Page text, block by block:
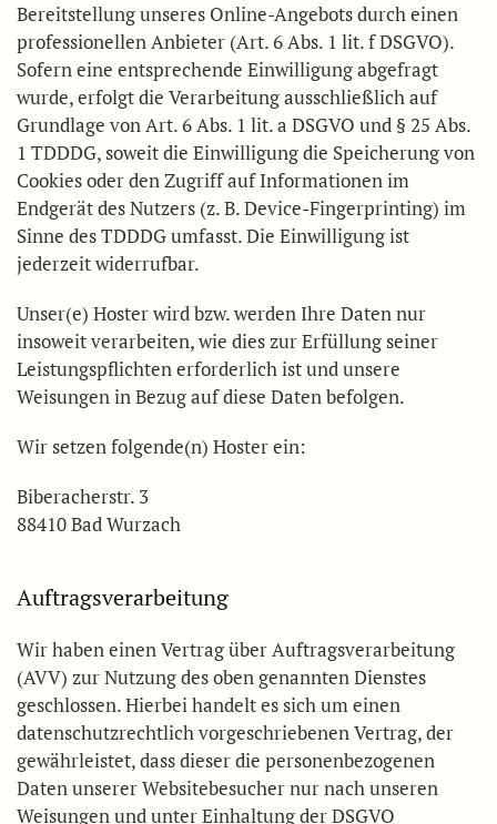
Bereitstellung unseres Online-Angebots durch einen
professionellen Anbieter (Art. 6 Abs. 1 lit. f DSGVO).
Sofern eine entsprechende Einwilligung abgefragt
wurde, erfolgt die Verarbeitung ausschließlich auf
Grundlage von Art. 6 Abs. 1 lit. a DSGVO und § 25 Abs.
1 TDDDG, soweit die Einwilligung die Speicherung von
Cookies oder den Zugriff auf Informationen im
Endgerät des Nutzers (z. B. Device-Fingerprinting) im
Sinne des TDDDG umfasst. Die Einwilligung ist
jederzeit widerrufbar.
Unser(e) Hoster wird bzw. werden Ihre Daten nur
insoweit verarbeiten, wie dies zur Erfüllung seiner
Leistungspflichten erforderlich ist und unsere
Weisungen in Bezug auf diese Daten befolgen.
Wir setzen folgende(n) Hoster ein:
Biberacherstr. 3
88410 Bad Wurzach
Auftragsverarbeitung
Wir haben einen Vertrag über Auftragsverarbeitung
(AVV) zur Nutzung des oben genannten Dienstes
geschlossen. Hierbei handelt es sich um einen
datenschutzrechtlich vorgeschriebenen Vertrag, der
gewährleistet, dass dieser die personenbezogenen
Daten unserer Websitebesucher nur nach unseren
Weisungen und unter Einhaltung der DSGVO